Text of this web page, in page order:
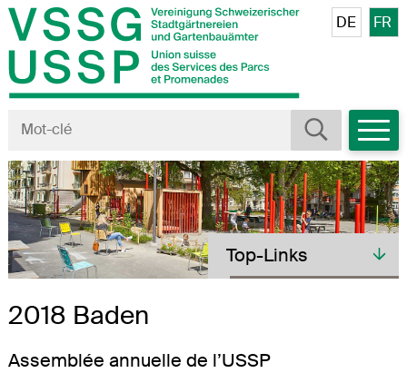
Navigieren in VSSG/USSP
Schnellnavigation
Terme de recherche
Rechercher
Veuillez
DE FR
Toplinks
Top-Links
2018 Baden
Assemblée annuelle de l’USSP